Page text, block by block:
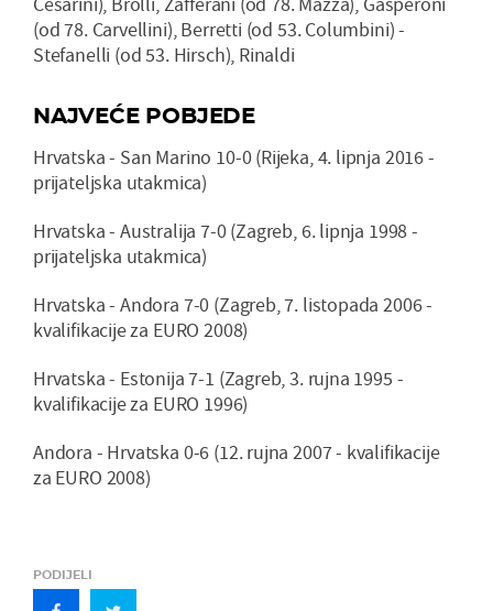
(od 78. Carvellini), Berretti (od 53. Columbini) -
Stefanelli (od 53. Hirsch), Rinaldi
NAJVEĆE POBJEDE
Hrvatska - San Marino 10-0 (Rijeka, 4. lipnja 2016 -
prijateljska utakmica)
Hrvatska - Australija 7-0 (Zagreb, 6. lipnja 1998 -
prijateljska utakmica)
Hrvatska - Andora 7-0 (Zagreb, 7. listopada 2006 -
kvalifikacije za EURO 2008)
Hrvatska - Estonija 7-1 (Zagreb, 3. rujna 1995 -
kvalifikacije za EURO 1996)
Andora - Hrvatska 0-6 (12. rujna 2007 - kvalifikacije
za EURO 2008)
PODIJELI